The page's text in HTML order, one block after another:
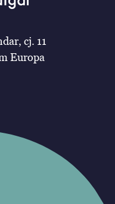
cj. 11
Europa